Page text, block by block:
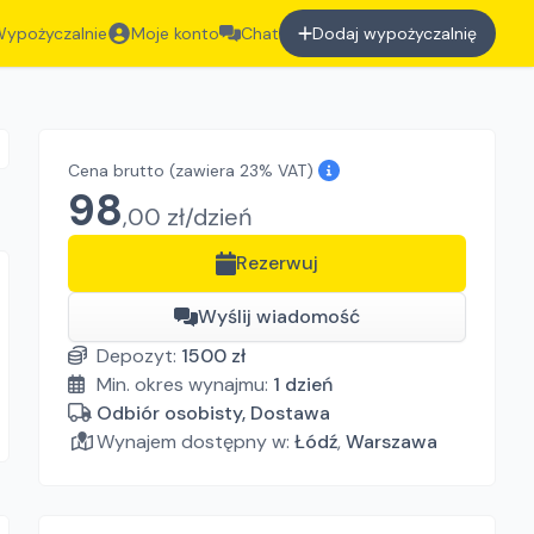
Moje konto Chat Dodaj wypożyczalnię
Cena brutto (zawiera 23% VAT)
98,00 zł/dzień
Rezerwuj
Wyślij wiadomość
Depozyt: 1500 zł
Min. okres wynajmu: 1 dzień
Odbiór osobisty, Dostawa
Wynajem dostępny w: Łódź,Warszawa